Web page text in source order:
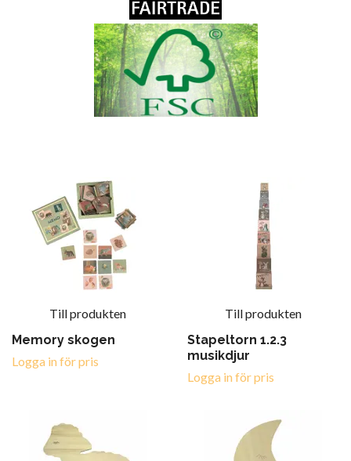
Till produkten
Memory skogen
Logga in för pris
Till produkten
Stapeltorn 1.2.3
musikdjur
Logga in för pris